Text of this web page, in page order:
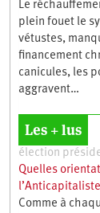
Le
plein fouet le
vétustes,
financement
canicules, les
aggravent…
Les + lus
élection
Quelles
Comme à